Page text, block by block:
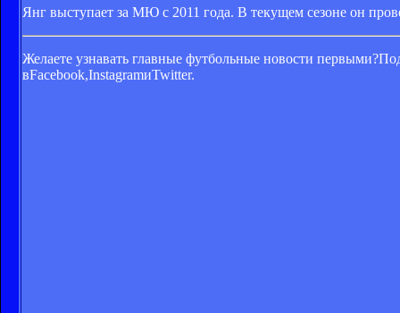
Янг выступает за МЮ с 2011 года. В текущем сезоне он
Желаете узнавать главные футбольные новости первыми?
вFacebook,InstagramиTwitter.